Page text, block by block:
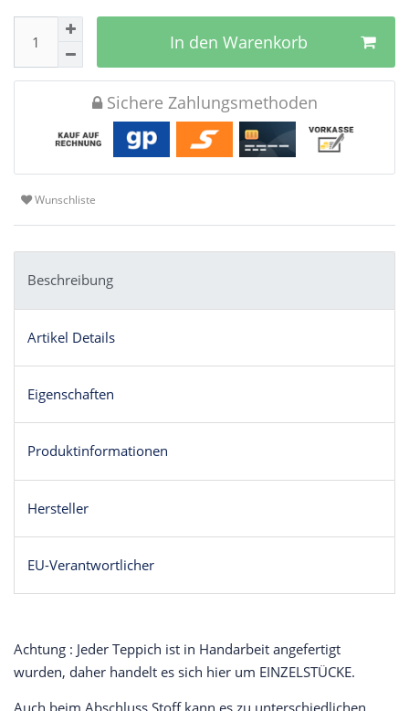
In den Warenkorb
Sichere Zahlungsmethoden
Wunschliste
Beschreibung
Artikel Details
Eigenschaften
Produktinformationen
Hersteller
EU-Verantwortlicher
Achtung : Jeder Teppich ist in Handarbeit angefertigt
wurden, daher handelt es sich hier um EINZELSTÜCKE.